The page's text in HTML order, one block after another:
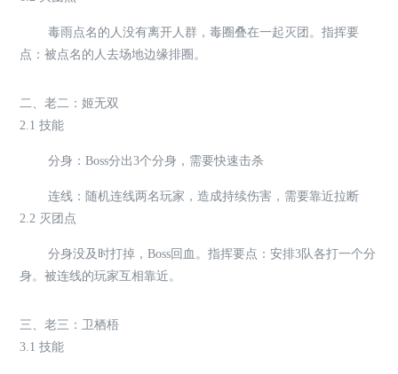
毒雨点名的人没有离开人群，毒圈叠在一起灭团。指挥要
点：被点名的人去场地边缘排圈。
二、老二：姬无双
2.1 技能
分身：Boss分出3个分身，需要快速击杀
连线：随机连线两名玩家，造成持续伤害，需要靠近拉断
2.2 灭团点
分身没及时打掉，Boss回血。指挥要点：安排3队各打一个分
身。被连线的玩家互相靠近。
三、老三：卫栖梧
3.1 技能